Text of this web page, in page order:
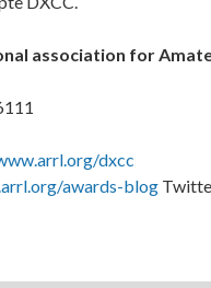
association for
dxcc
awards-blog